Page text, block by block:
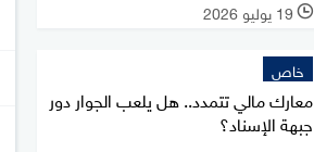
l 19 يوليو 2026
خاص
معارك مالي تتمدد.. هل يلعب الجوار دور
جبهة الإسناد؟